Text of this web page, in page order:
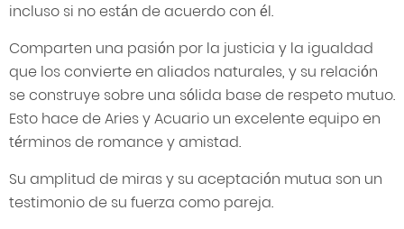
incluso si no están de acuerdo con él.
Comparten una pasión por la justicia y la igualdad
que los convierte en aliados naturales, y su relación
se construye sobre una sólida base de respeto mutuo.
Esto hace de Aries y Acuario un excelente equipo en
términos de romance y amistad.
Su amplitud de miras y su aceptación mutua son un
testimonio de su fuerza como pareja.